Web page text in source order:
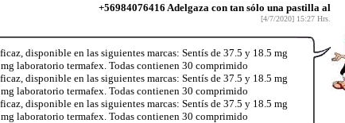
+56984076416 Adelgaza con tan sólo una pastilla al
[4/7/2020] 15:27 Hrs.
disponible en las siguientes marcas: Sentís de 37.5 y 18.5 mg
laboratorio termafex. Todas contienen 30 comprimido
disponible en las siguientes marcas: Sentís de 37.5 y 18.5 mg
laboratorio termafex. Todas contienen 30 comprimido
disponible en las siguientes marcas: Sentís de 37.5 y 18.5 mg
laboratorio termafex. Todas contienen 30 comprimido